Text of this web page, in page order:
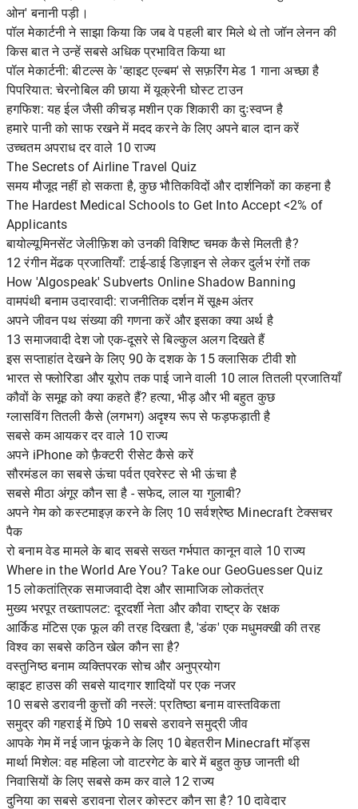
ओन' बनानी पड़ी।
पॉल मेकार्टनी ने साझा किया कि जब वे पहली बार मिले थे तो जॉन लेनन की
किस बात ने उन्हें सबसे अधिक प्रभावित किया था
पॉल मेकार्टनी: बीटल्स के 'व्हाइट एल्बम' से सफ़रिंग मेड 1 गाना अच्छा है
पिपरियात: चेरनोबिल की छाया में यूक्रेनी घोस्ट टाउन
हगफिश: यह ईल जैसी कीचड़ मशीन एक शिकारी का दुःस्वप्न है
हमारे पानी को साफ रखने में मदद करने के लिए अपने बाल दान करें
उच्चतम अपराध दर वाले 10 राज्य
The Secrets of Airline Travel Quiz
समय मौजूद नहीं हो सकता है, कुछ भौतिकविदों और दार्शनिकों का कहना है
The Hardest Medical Schools to Get Into Accept <2% of
Applicants
बायोल्यूमिनसेंट जेलीफ़िश को उनकी विशिष्ट चमक कैसे मिलती है?
12 रंगीन मेंढक प्रजातियाँ: टाई-डाई डिज़ाइन से लेकर दुर्लभ रंगों तक
How 'Algospeak' Subverts Online Shadow Banning
वामपंथी बनाम उदारवादी: राजनीतिक दर्शन में सूक्ष्म अंतर
अपने जीवन पथ संख्या की गणना करें और इसका क्या अर्थ है
13 समाजवादी देश जो एक-दूसरे से बिल्कुल अलग दिखते हैं
इस सप्ताहांत देखने के लिए 90 के दशक के 15 क्लासिक टीवी शो
भारत से फ्लोरिडा और यूरोप तक पाई जाने वाली 10 लाल तितली प्रजातियाँ
कौवों के समूह को क्या कहते हैं? हत्या, भीड़ और भी बहुत कुछ
ग्लासविंग तितली कैसे (लगभग) अदृश्य रूप से फड़फड़ाती है
सबसे कम आयकर दर वाले 10 राज्य
अपने iPhone को फ़ैक्टरी रीसेट कैसे करें
सौरमंडल का सबसे ऊंचा पर्वत एवरेस्ट से भी ऊंचा है
सबसे मीठा अंगूर कौन सा है - सफेद, लाल या गुलाबी?
अपने गेम को कस्टमाइज़ करने के लिए 10 सर्वश्रेष्ठ Minecraft टेक्सचर
पैक
रो बनाम वेड मामले के बाद सबसे सख्त गर्भपात कानून वाले 10 राज्य
Where in the World Are You? Take our GeoGuesser Quiz
15 लोकतांत्रिक समाजवादी देश और सामाजिक लोकतंत्र
मुख्य भरपूर तख्तापलट: दूरदर्शी नेता और कौवा राष्ट्र के रक्षक
आर्किड मंटिस एक फूल की तरह दिखता है, 'डंक' एक मधुमक्खी की तरह
विश्व का सबसे कठिन खेल कौन सा है?
वस्तुनिष्ठ बनाम व्यक्तिपरक सोच और अनुप्रयोग
व्हाइट हाउस की सबसे यादगार शादियों पर एक नजर
10 सबसे डरावनी कुत्तों की नस्लें: प्रतिष्ठा बनाम वास्तविकता
समुद्र की गहराई में छिपे 10 सबसे डरावने समुद्री जीव
आपके गेम में नई जान फूंकने के लिए 10 बेहतरीन Minecraft मॉड्स
मार्था मिशेल: वह महिला जो वाटरगेट के बारे में बहुत कुछ जानती थी
निवासियों के लिए सबसे कम कर वाले 12 राज्य
दुनिया का सबसे डरावना रोलर कोस्टर कौन सा है? 10 दावेदार